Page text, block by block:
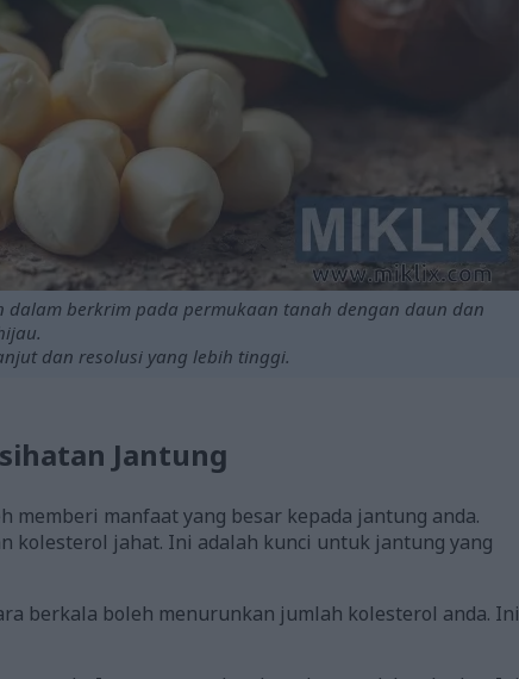
berkrim pada permukaan tanah dengan daun dan
dan resolusi yang lebih tinggi.
Jantung
memberi manfaat yang besar kepada jantung anda.
kolesterol jahat. Ini adalah kunci untuk jantung yang
berkala boleh menurunkan jumlah kolesterol anda. Ini